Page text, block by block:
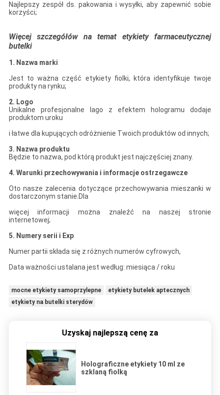
Najlepszy zespół ds. pakowania i wysyłki, aby zapewnić sobie
korzyści;
Więcej szczegółów na temat etykiety farmaceutycznej
butelki
1. Nazwa marki
Jest to ważna część etykiety fiolki, która identyfikuje twoje
produkty na rynku;
2. Logo
Unikalne profesjonalne lago z efektem hologramu dodaje
produktom uroku
i łatwe dla kupujących odróżnienie Twoich produktów od innych;
3. Nazwa produktu
Będzie to nazwa, pod którą produkt jest najczęściej znany.
4. Warunki przechowywania i informacje ostrzegawcze
Oto nasze zalecenia dotyczące przechowywania mieszanki w
dostarczonym stanie.Dla
więcej informacji można znaleźć na naszej stronie
internetowej;
5. Numery serii i Exp
Numer partii składa się z różnych numerów cyfrowych,
Data ważności ustalana jest według: miesiąca / roku
mocne etykiety samoprzylepne
etykiety butelek aptecznych
etykiety na butelki sterydów
Uzyskaj najlepszą cenę za
Holograficzne etykiety 10 ml ze
szklaną fiolką